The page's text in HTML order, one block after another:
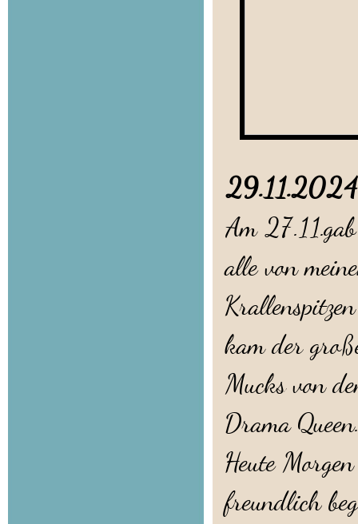
Am
alle von
kam der
Mucks von
Drama
Heute
freundlich